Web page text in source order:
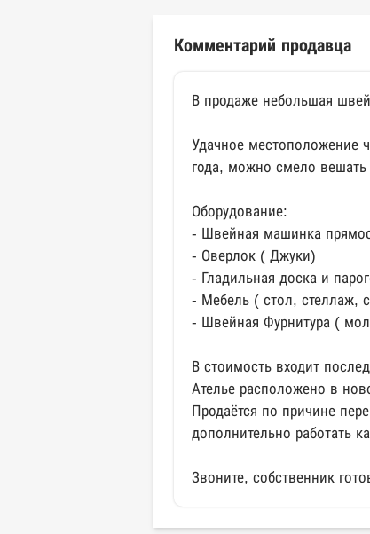
Комментарий продавца
В продаже небольшая
Удачное местоположение
года, можно смело
Оборудование:
- Швейная машинка
- Оверлок ( Джуки)
- Гладильная доска и
- Мебель ( стол, стеллаж,
- Швейная Фурнитура (
В стоимость входит
Ателье расположено в
Продаётся по причине
дополнительно работать
Звоните, собственник